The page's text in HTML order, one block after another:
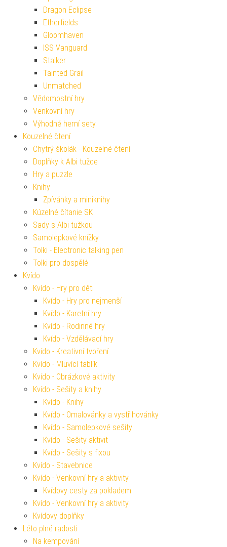
Dragon Eclipse
Etherfields
Gloomhaven
ISS Vanguard
Stalker
Tainted Grail
Unmatched
Vědomostní hry
Venkovní hry
Výhodné herní sety
Kouzelné čtení
Chytrý školák - Kouzelné čtení
Doplňky k Albi tužce
Hry a puzzle
Knihy
Zpívánky a miniknihy
Kúzelné čítanie SK
Sady s Albi tužkou
Samolepkové knížky
Tolki - Electronic talking pen
Tolki pro dospělé
Kvído
Kvído - Hry pro děti
Kvído - Hry pro nejmenší
Kvído - Karetní hry
Kvído - Rodinné hry
Kvído - Vzdělávací hry
Kvído - Kreativní tvoření
Kvído - Mluvící tablík
Kvído - Obrázkové aktivity
Kvído - Sešity a knihy
Kvído - Knihy
Kvído - Omalovánky a vystřihovánky
Kvído - Samolepkové sešity
Kvído - Sešity aktivit
Kvído - Sešity s fixou
Kvído - Stavebnice
Kvído - Venkovní hry a aktivity
Kvídovy cesty za pokladem
Kvído - Venkovní hry a aktivity
Kvídovy doplňky
Léto plné radosti
Na kempování